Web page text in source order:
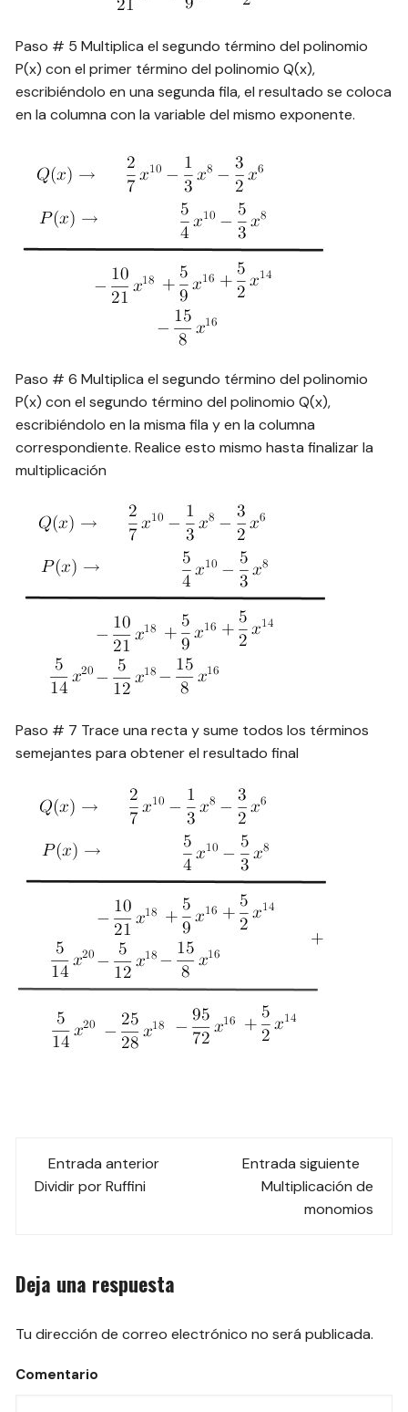
Paso # 5 Multiplica el segundo término del polinomio
P(x) con el primer término del polinomio Q(x),
escribiéndolo en una segunda fila, el resultado se coloca
en la columna con la variable del mismo exponente.
Paso # 6 Multiplica el segundo término del polinomio
P(x) con el segundo término del polinomio Q(x),
escribiéndolo en la misma fila y en la columna
correspondiente. Realice esto mismo hasta finalizar la
multiplicación
Paso # 7 Trace una recta y sume todos los términos
semejantes para obtener el resultado final
Navegación
de
entradas
Entrada anterior
Dividir por Ruffini
Entrada siguiente
Multiplicación de
monomios
Deja una respuesta
Tu dirección de correo electrónico no será publicada.
Comentario